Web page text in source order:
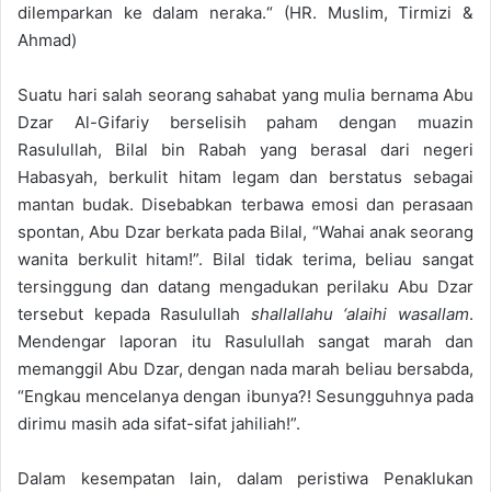
dilemparkan ke dalam neraka.“ (HR. Muslim, Tirmizi &
Ahmad)
Suatu hari salah seorang sahabat yang mulia bernama Abu
Dzar Al-Gifariyberselisih paham dengan muazin
Rasulullah, Bilal bin Rabah yang berasal dari negeri
Habasyah, berkulit hitam legam dan berstatus sebagai
mantan budak. Disebabkan terbawa emosi dan perasaan
spontan, Abu Dzar berkata pada Bilal, “Wahai anak seorang
wanita berkulit hitam!”. Bilal tidak terima, beliau sangat
tersinggung dan datang mengadukan perilaku Abu Dzar
tersebut kepada Rasulullah shallallahu ‘alaihi wasallam.
Mendengar laporan itu Rasulullah sangat marah dan
memanggil Abu Dzar, dengan nada marah beliau bersabda,
“Engkau mencelanya dengan ibunya?! Sesungguhnya pada
dirimu masih ada sifat-sifat jahiliah!”.
Dalam kesempatan lain, dalam peristiwa Penaklukan